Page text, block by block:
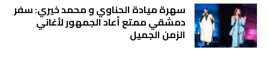
سهرة ميادة الحناوي و محمد خيري: سفر
دمشقي ممتع أعاد الجمهور لأغاني
الزمن الجميل